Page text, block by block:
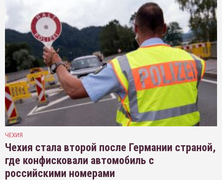
ЧЕХИЯ
Чехия стала второй после Германии страной,
где конфисковали автомобиль с
российскими номерами